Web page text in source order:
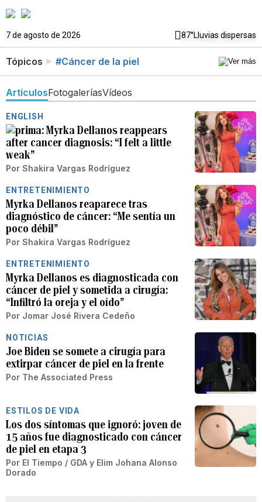
7 de agosto de 2026 87°Lluvias dispersas
Tópicos #Cáncer de la piel
ArtículosFotogaleríasVídeos
ENGLISH
Myrka Dellanos reappears
after cancer diagnosis: “I felt a little
weak”
Por Shakira Vargas Rodríguez
ENTRETENIMIENTO
Myrka Dellanos reaparece tras
diagnóstico de cáncer: “Me sentía un
poco débil”
Por Shakira Vargas Rodríguez
ENTRETENIMIENTO
Myrka Dellanos es diagnosticada con
cáncer de piel y sometida a cirugía:
“Infiltró la oreja y el oído”
Por Jomar José Rivera Cedeño
NOTICIAS
Joe Biden se somete a cirugía para
extirpar cáncer de piel en la frente
Por The Associated Press
ESTILOS DE VIDA
Los dos síntomas que ignoró: joven de
15 años fue diagnosticado con cáncer
de piel en etapa 3
Por El Tiempo / GDA y Elim Johana Alonso
Dorado